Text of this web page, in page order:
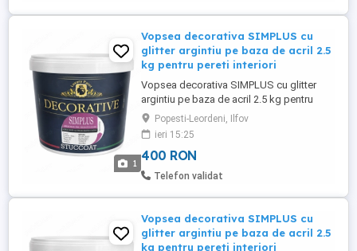
1
Vopsea decorativa SIMPLUS cu
glitter argintiu pe baza de acril 2.5
kg pentru pereti interiori
Vopsea decorativa SIMPLUS cu glitter
argintiu pe baza de acril 2.5 kg pentru
pereti interiori finisaj premium STUCCOAT
Vopsea decorativa SIMPLUS cu glitter
argintiu este alegerea ideala pentru cei
care isi doresc un finisaj modern, elegant
si luminos pentru peretii interiori. Formula
Popesti-Leordeni, Ilfov
ieri 15:25
400 RON
Telefon validat
Vopsea decorativa SIMPLUS cu
glitter argintiu pe baza de acril 2.5
kg pentru pereti interiori